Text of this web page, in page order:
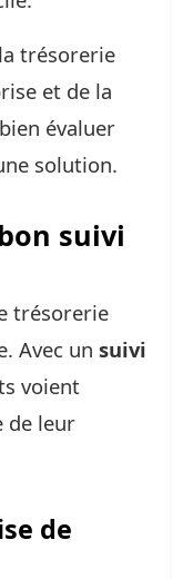
trésorerie
et de la
évaluer
solution.
suivi
trésorerie
Avec un suivi
voient
de leur
de